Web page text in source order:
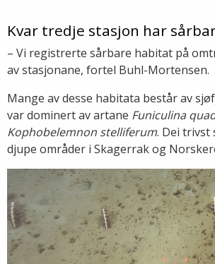
Kvar tredje stasjon har
– Vi registrerte sårbare habitat på
av stasjonane, fortel Buhl-Mortensen.
Mange av desse habitata består av
var dominert av artane Funiculina
Kophobelemnon stelliferum. Dei trivst
djupe områder i Skagerrak og